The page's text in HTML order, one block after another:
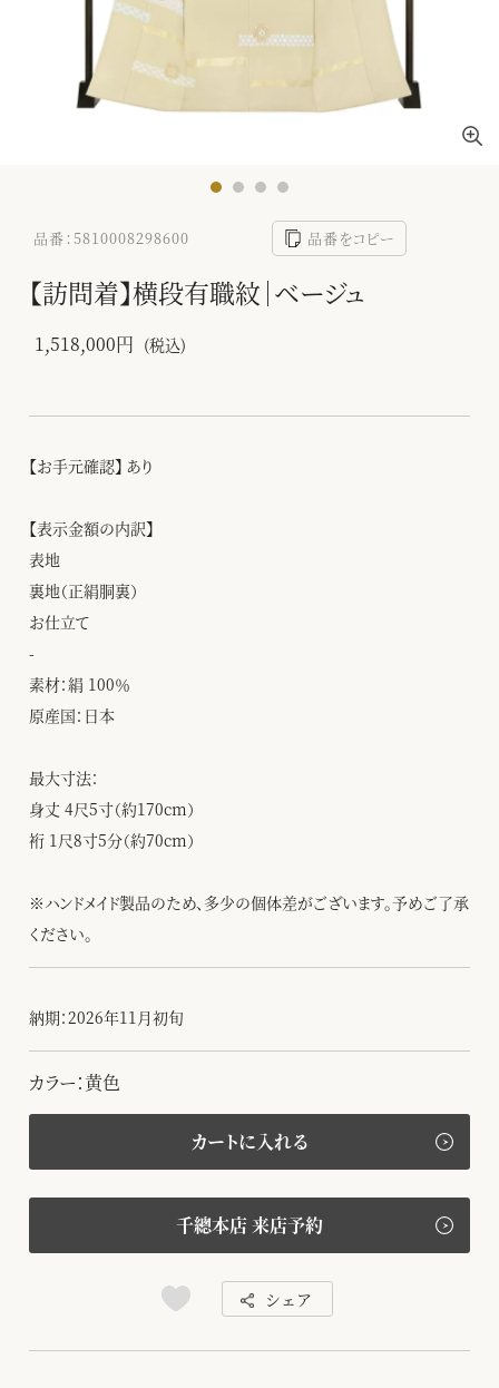
品番：5810008298600 品番をコピー
【訪問着】横段有職紋｜ベージュ
1,518,000円 (税込)
【お手元確認】 あり
【表示金額の内訳】
表地
裏地（正絹胴裏）
お仕立て
-
素材：絹 100％
原産国：日本
最大寸法：
身丈 4尺5寸（約170cm）
裄 1尺8寸5分（約70cm）
※ハンドメイド製品のため、多少の個体差がございます。予めご了承
ください。
納期：2026年11月初旬
カラー：黄色
カートに入れる
千總本店 来店予約
シェア